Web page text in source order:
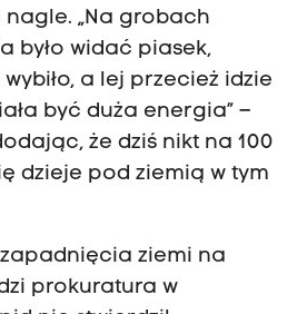
nagle. „Na grobach
było widać piasek,
a lej przecież idzie
być duża energia” –
że dziś nikt na 100
dzieje pod ziemią w tym
ziemi na
prokuratura w